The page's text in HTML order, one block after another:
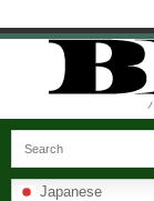
Japanese